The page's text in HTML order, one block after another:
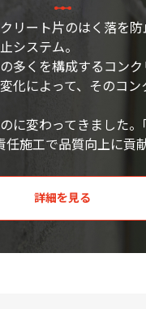
リート片のはく落を防
システム。
多くを構成するコン
化によって、そのコン
に変わってきました。
任施工で品質向上に貢献
詳細を見る